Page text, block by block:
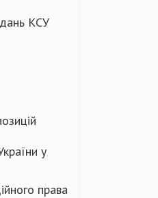
КСУ
у
права